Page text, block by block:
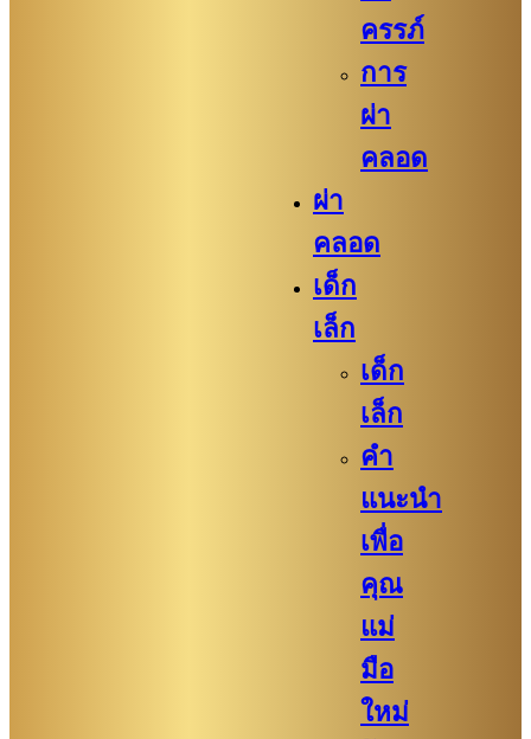
ครรภ์
การ
ผ่า
คลอด
ผ่า
คลอด
เด็ก
เล็ก
เด็ก
เล็ก
คำ
แนะนำ
เพื่อ
คุณ
แม่
มือ
ใหม่